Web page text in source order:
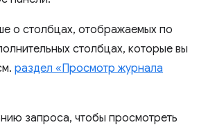
о столбцах, отображаемых по
столбцах, которые вы
раздел «Просмотр журнала
запроса, чтобы просмотреть